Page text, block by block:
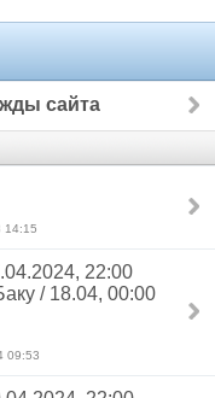
сайта
14:15
22:00
/ 18.04, 00:00
09:53